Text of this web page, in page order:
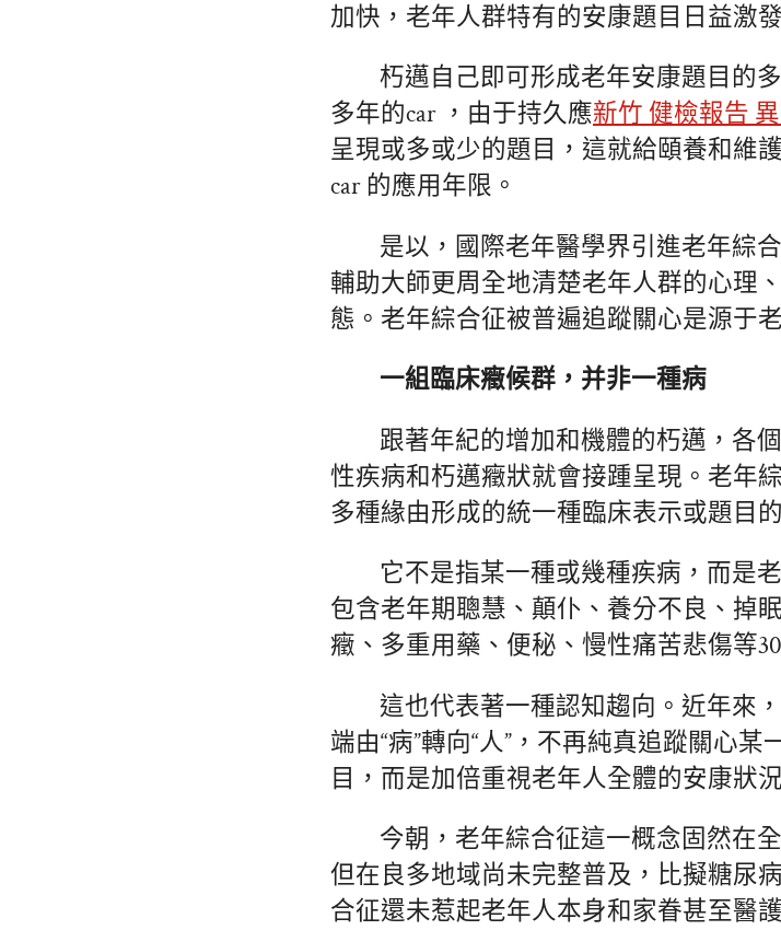
加快，老年人群特有的安康題目日益激
朽邁自己即可形成老年安康題目的
多年的car ，由于持久應新竹 健檢報告
呈現或多或少的題目，這就給頤養和維
car 的應用年限。
是以，國際老年醫學界引進老年綜
輔助大師更周全地清楚老年人群的心理
態。老年綜合征被普遍追蹤關心是源于
一組臨床癥候群，并非一種病
跟著年紀的增加和機體的朽邁，各
性疾病和朽邁癥狀就會接踵呈現。老年
多種緣由形成的統一種臨床表示或題目
它不是指某一種或幾種疾病，而是
包含老年期聰慧、顛仆、養分不良、掉
癥、多重用藥、便秘、慢性痛苦悲傷等
這也代表著一種認知趨向。近年來
端由“病”轉向“人”，不再純真追蹤關心
目，而是加倍重視老年人全體的安康狀
今朝，老年綜合征這一概念固然在
但在良多地域尚未完整普及，比擬糖尿
合征還未惹起老年人本身和家眷甚至醫